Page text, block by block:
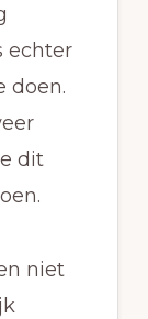
echter
doen.
dit
niet